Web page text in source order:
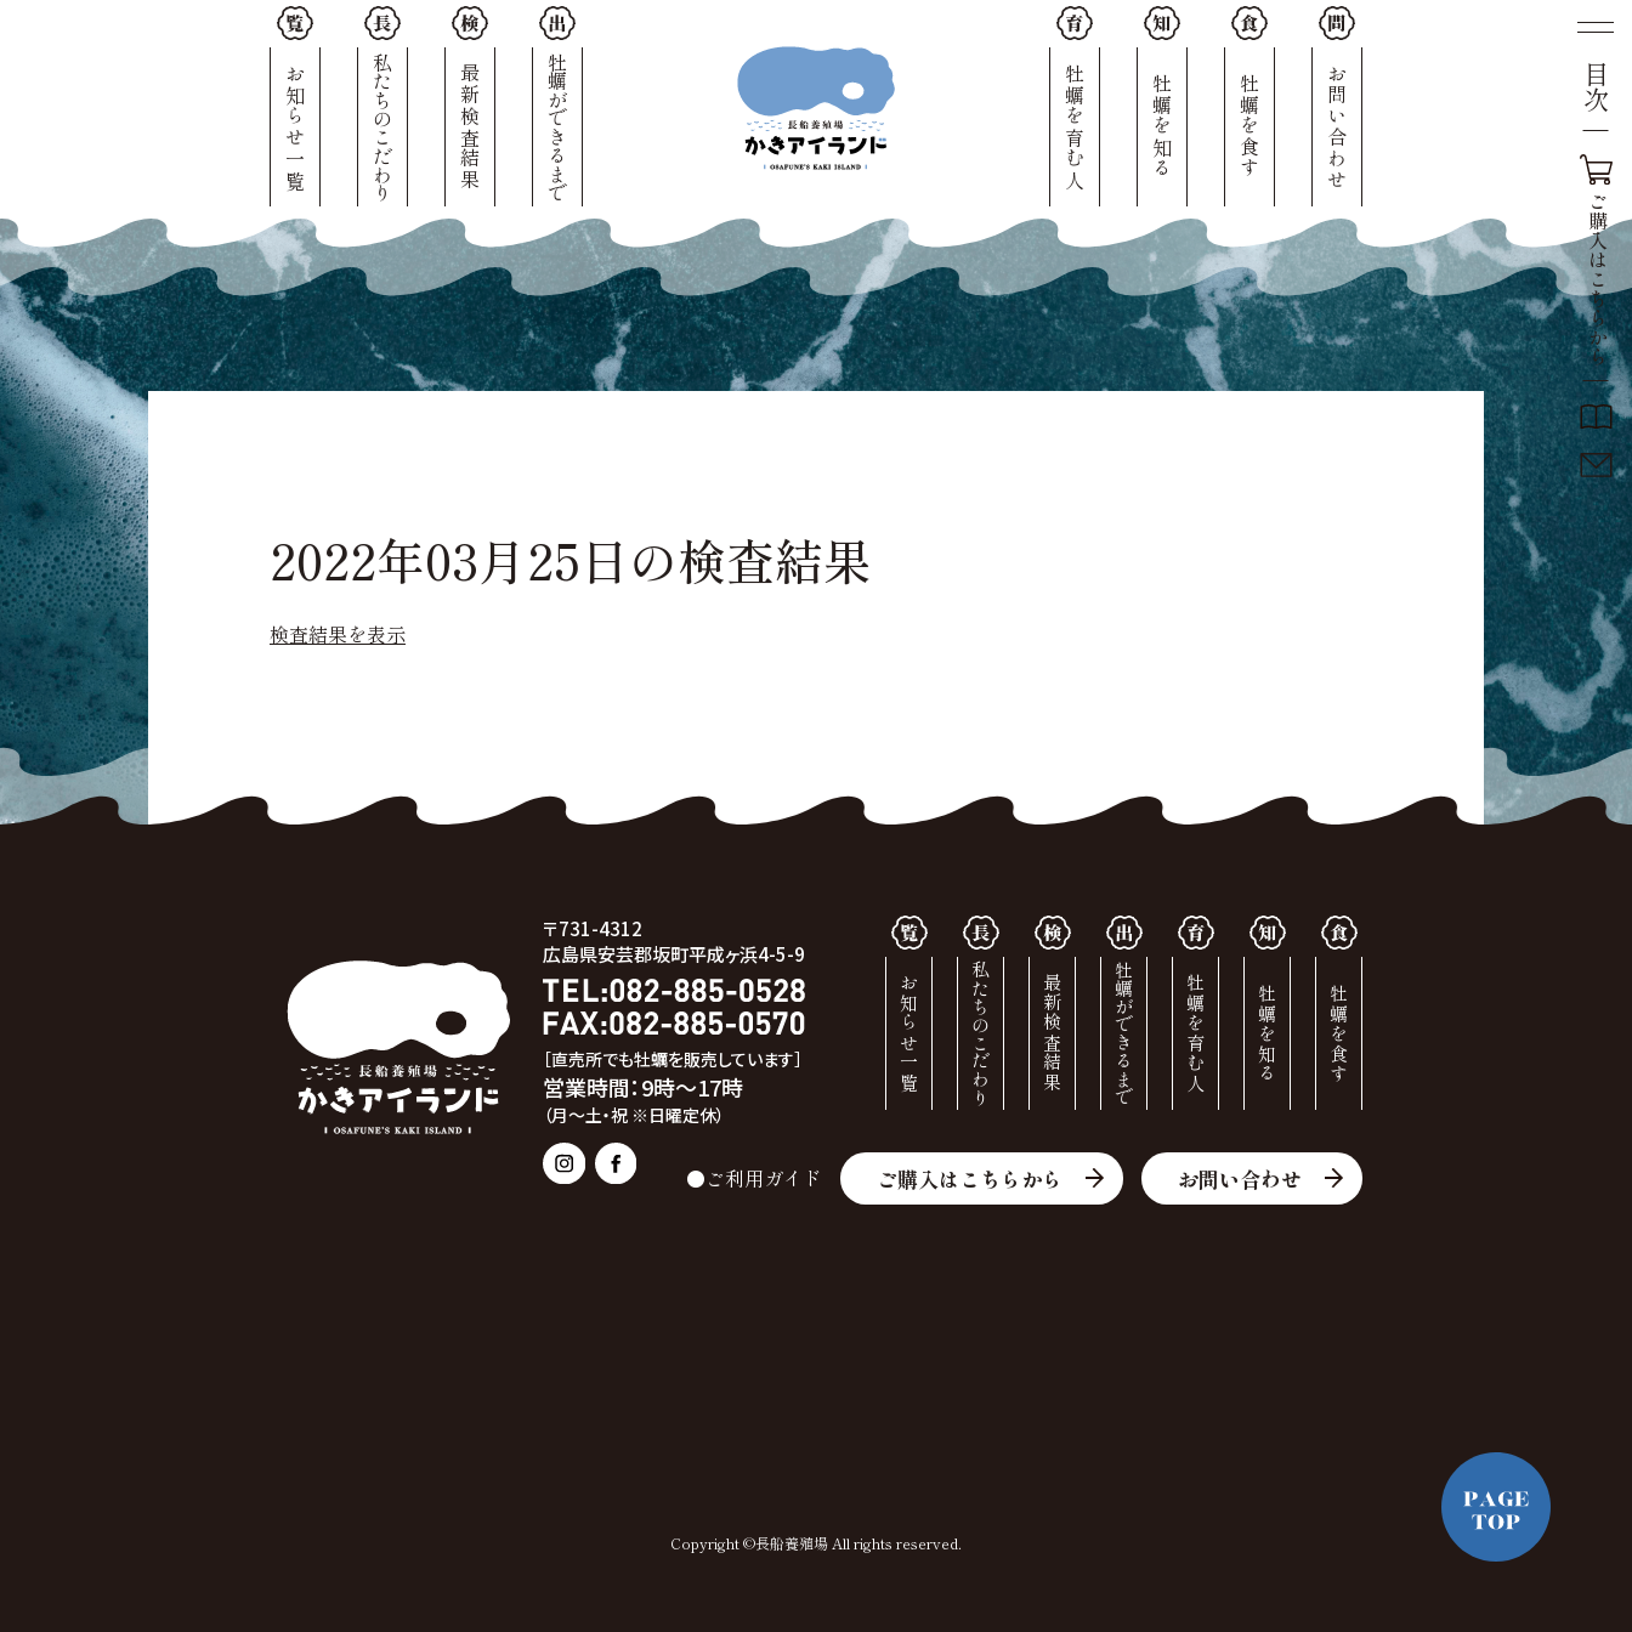
お知らせ一覧 私たちのこだわり 最新検査結果 牡蠣ができるまで 牡蠣を育む人 牡蠣を知る 牡蠣を食す お問い合わせ 目次
ご
購
入
は
こ
ち
ら
か
ら
2022年03月25日の検査結果
検査結果を表示
〒731-4312
広島県安芸郡坂町平成ヶ浜4-5-9
［直売所でも牡蠣を販売しています］
営業時間：9時～17時
（月～土・祝 ※日曜定休）
お知らせ一覧 私たちのこだわり 最新検査結果 牡蠣ができるまで 牡蠣を育む人 牡蠣を知る 牡蠣を食す
●ご利用ガイド ご購入はこちらから お問い合わせ
Copyright ©長船養殖場 All rights reserved.